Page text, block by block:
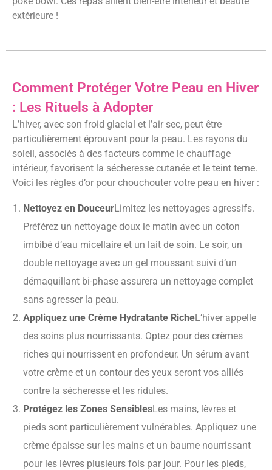
extérieure !
Comment Protéger Votre Peau en Hiver
: Les Rituels à Adopter
L’hiver, avec son froid glacial et l’air sec, peut être
particulièrement éprouvant pour la peau. Les rayons du
soleil, associés à des facteurs comme le chauffage
intérieur, favorisent la sécheresse cutanée et le teint terne.
Voici les règles d’or pour chouchouter votre peau en hiver :
Nettoyez en DouceurLimitez les nettoyages agressifs.
Préférez un nettoyage doux le matin avec un coton
imbibé d’eau micellaire et un lait de soin. Le soir, un
double nettoyage avec un gel moussant suivi d’un
démaquillant bi-phase assurera un nettoyage complet
sans agresser la peau.
Appliquez une Crème Hydratante RicheL’hiver appelle
des soins plus nourrissants. Optez pour des crèmes
riches qui nourrissent en profondeur. Un sérum avant
votre crème et un contour des yeux seront vos alliés
contre la sécheresse et les ridules.
Protégez les Zones SensiblesLes mains, lèvres et
pieds sont particulièrement vulnérables. Appliquez une
crème épaisse sur les mains et un baume nourrissant
pour les lèvres plusieurs fois par jour. Pour les pieds,